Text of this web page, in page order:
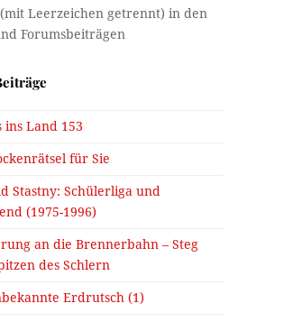
ins Land 153
für Sie
Stastny: Schülerliga und
(1975-1996)
an die Brennerbahn – Steg
des Schlern
Erdrutsch (1)